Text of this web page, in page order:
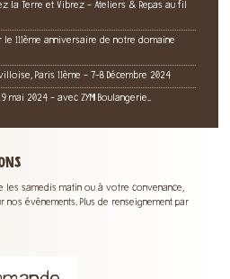
la Terre et Vibrez - Ateliers & Repas au fil
111ème anniversaire de notre domaine
Paris 11ème - 7-8 Décembre 2024
mai 2024 - avec ZYMI Boulangerie..
les samedis matin ou à votre convenance,
évènements. Plus de renseignement par